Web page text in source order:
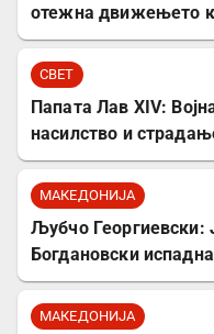
отежна движењето
СВЕТ
Папата Лав XIV:
насилство и
МАКЕДОНИЈА
Љубчо Георгиевски:
Богдановски
МАКЕДОНИЈА